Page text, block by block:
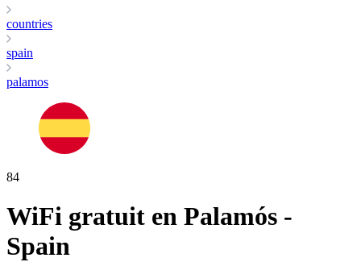
countries
spain
palamos
84
WiFi gratuit en Palamós -
Spain